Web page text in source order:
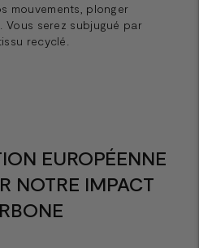
mouvements, plonger
Vous serez subjugué par
recyclé.
EUROPÉENNE
NOTRE IMPACT